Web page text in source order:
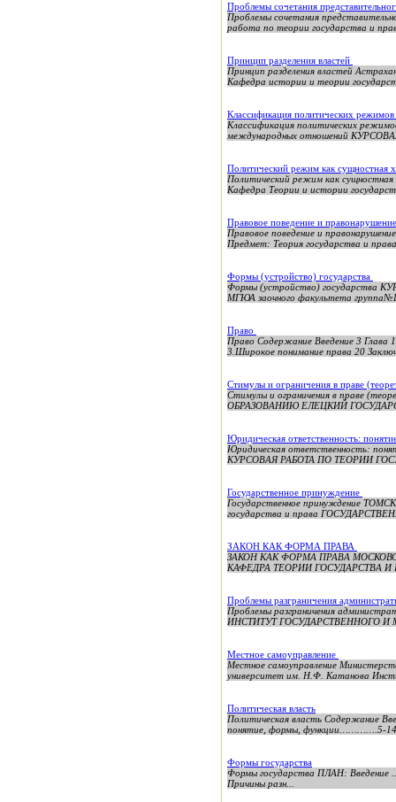
Проблемы сочетания
Проблемы сочетания
работа по теории государства и
Принцип разделения властей
Принцип разделения властей
Кафедра истории и теории
Классификация политических режимов
Классификация политических
международных отношений
Политический режим как сущностная
Политический режим как
Кафедра Теории и истории
Правовое поведение и
Правовое поведение и
Предмет: Теория государства и
Формы (устройство) государства
Формы (устройство) государства
МГЮА заочного факультета
Право
Право Содержание Введение 3 Глава
3.Широкое понимание права 20
Стимулы и ограничения в праве
Стимулы и ограничения в праве
ОБРАЗОВАНИЮ ЕЛЕЦКИЙ
Юридическая ответственность:
Юридическая ответственность:
КУРСОВАЯ РАБОТА ПО ТЕОРИИ
Государственное принуждение
Государственное принуждение
государства и права
ЗАКОН КАК ФОРМА ПРАВА
ЗАКОН КАК ФОРМА ПРАВА
КАФЕДРА ТЕОРИИ ГОСУДАРСТВА И
Проблемы разграничения
Проблемы разграничения
ИНСТИТУТ ГОСУДАРСТВЕННОГО И
Местное самоуправление
Местное самоуправление
университет им. Н.Ф. Катанова
Политическая власть
Политическая власть
понятие, формы,
Формы государства
Формы государства ПЛАН: Введение
Причины разн...